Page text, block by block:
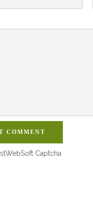
COMMENT
Captcha